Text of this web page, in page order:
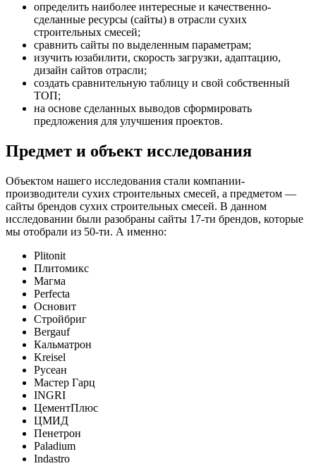
определить наиболее интересные и качественно-
сделанные ресурсы (сайты) в отрасли сухих
строительных смесей;
сравнить сайты по выделенным параметрам;
изучить юзабилити, скорость загрузки, адаптацию,
дизайн сайтов отрасли;
создать сравнительную таблицу и свой собственный
ТОП;
на основе сделанных выводов сформировать
предложения для улучшения проектов.
Предмет и объект исследования
Объектом нашего исследования стали компании-
производители сухих строительных смесей, а предметом —
сайты брендов сухих строительных смесей. В данном
исследовании были разобраны сайты 17-ти брендов, которые
мы отобрали из 50-ти. А именно:
Plitonit
Плитомикс
Магма
Perfecta
Основит
Стройбриг
Bergauf
Кальматрон
Kreisel
Русеан
Мастер Гарц
INGRI
ЦементПлюс
ЦМИД
Пенетрон
Paladium
Indastro